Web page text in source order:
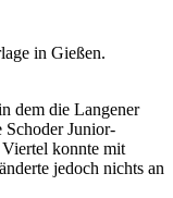
in Gießen.
dem die Langener
Schoder Junior-
konnte mit
jedoch nichts an